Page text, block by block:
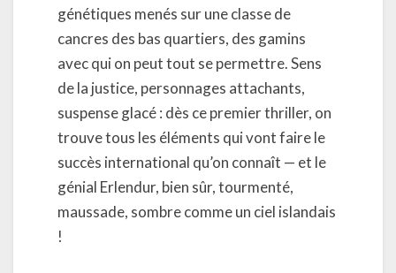
génétiques menés sur une classe de
cancres des bas quartiers, des gamins
avec qui on peut tout se permettre. Sens
de la justice, personnages attachants,
suspense glacé : dès ce premier thriller, on
trouve tous les éléments qui vont faire le
succès international qu’on connaît — et le
génial Erlendur, bien sûr, tourmenté,
maussade, sombre comme un ciel islandais
!